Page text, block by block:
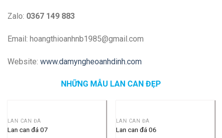
Zalo: 0367 149 883
Email: hoangthioanhnb1985@gmail.com
Website: www.damyngheoanhdinh.com
NHỮNG MẪU LAN CAN ĐẸP
LAN CAN ĐÁ
Lan can đá 07
LAN CAN ĐÁ
Lan can đá 06